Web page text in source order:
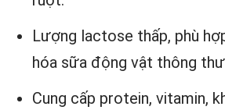
Lượng lactose thấp, phù
hóa sữa động vật thông
Cung cấp protein, vitamin,